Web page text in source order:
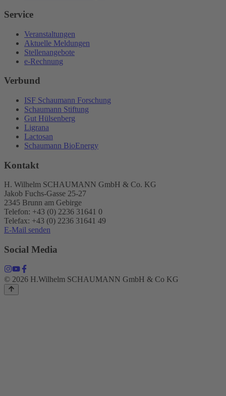
Service
Veranstaltungen
Aktuelle Meldungen
Stellenangebote
e-Rechnung
Verbund
ISF Schaumann Forschung
Schaumann Stiftung
Gut Hülsenberg
Ligrana
Lactosan
Schaumann BioEnergy
Kontakt
H. Wilhelm SCHAUMANN GmbH & Co. KG
Jakob Fuchs-Gasse 25-27
2345 Brunn am Gebirge
Telefon: +43 (0) 2236 31641 0
Telefax: +43 (0) 2236 31641 49
E-Mail senden
Social Media
© 2026 H.Wilhelm SCHAUMANN GmbH & Co KG